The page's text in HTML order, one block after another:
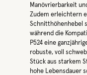
Manövrierbarkeit
Zudem erleichtern
Schnitthöhenhebel
während die
P524 eine
robuste, voll
Stück aus starkem
hohe Lebensdauer